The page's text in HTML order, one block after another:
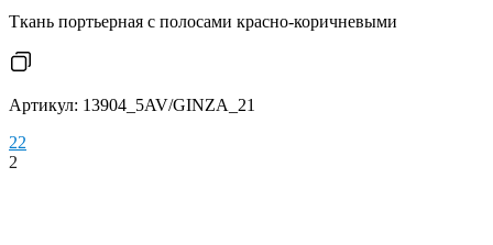
Ткань портьерная с полосами красно-коричневыми
Артикул: 13904_5AV/GINZA_21
22
2